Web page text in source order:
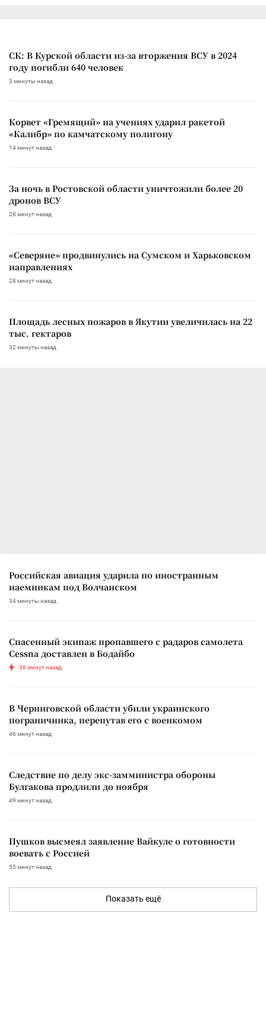
СК: В Курской области из-за вторжения ВСУ в 2024
году погибли 640 человек
3 минуты назад
Корвет «Гремящий» на учениях ударил ракетой
«Калибр» по камчатскому полигону
14 минут назад
За ночь в Ростовской области уничтожили более 20
дронов ВСУ
28 минут назад
«Северяне» продвинулись на Сумском и Харьковском
направлениях
28 минут назад
Площадь лесных пожаров в Якутии увеличилась на 22
тыс. гектаров
32 минуты назад
Российская авиация ударила по иностранным
наемникам под Волчанском
34 минуты назад
Спасенный экипаж пропавшего с радаров самолета
Cessna доставлен в Бодайбо
36 минут назад
В Черниговской области убили украинского
пограничника, перепутав его с военкомом
46 минут назад
Следствие по делу экс-замминистра обороны
Булгакова продлили до ноября
49 минут назад
Пушков высмеял заявление Вайкуле о готовности
воевать с Россией
55 минут назад
Показать ещё